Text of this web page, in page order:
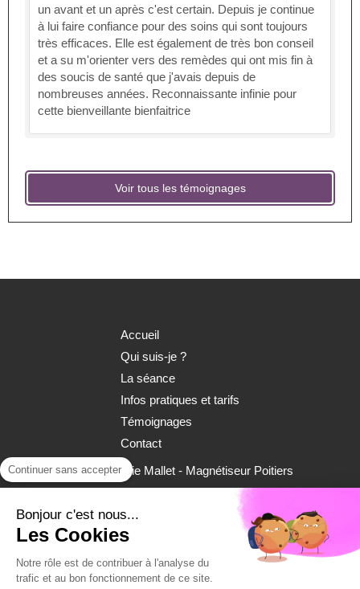
un avant et un après c'est certain. Depuis je continue
à lui faire confiance pour des soins qui sont toujours
très efficaces. Elle est également de très bon conseil
et a su m'orienter vers des remèdes qui ont mis fin à
des soucis de santé que j'avais depuis de
nombreuses années. Reconnaissante infinie pour
cette bienveillante bienfaitrice
Voir tous les témoignages
Accueil
Qui suis-je ?
La séance
Infos pratiques et tarifs
Témoignages
Contact
©2017 Valérie Mallet - Magnétiseur Poitiers
Continuer sans accepter
Bonjour c'est nous...
Les Cookies
Notre rôle est de contribuer à l'analyse du
trafic et au bon fonctionnement de ce site.